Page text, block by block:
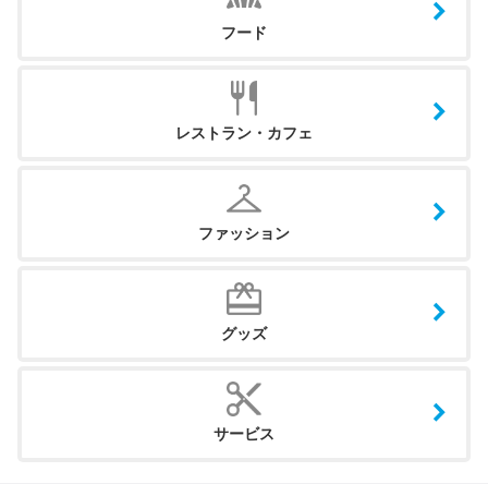
フード
レストラン・カフェ
ファッション
グッズ
サービス